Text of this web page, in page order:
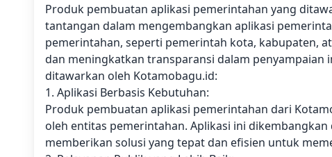
Produk pembuatan aplikasi pemerintahan yang
tantangan dalam mengembangkan aplikasi
pemerintahan, seperti pemerintah kota, kabupaten,
dan meningkatkan transparansi dalam
ditawarkan oleh Kotamobagu.id:
1. Aplikasi Berbasis Kebutuhan:
Produk pembuatan aplikasi pemerintahan dari
oleh entitas pemerintahan. Aplikasi ini
memberikan solusi yang tepat dan efisien untuk